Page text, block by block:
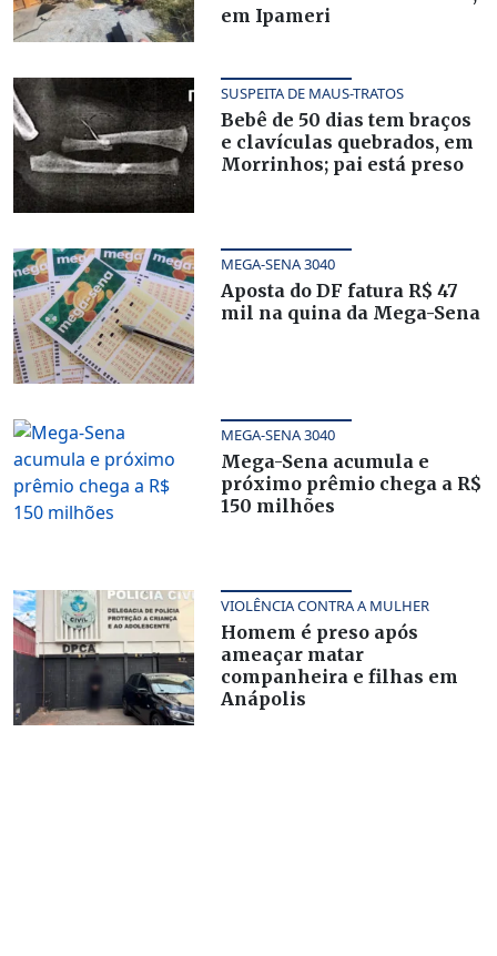
em Ipameri
SUSPEITA DE MAUS-TRATOS
Bebê de 50 dias tem braços
e clavículas quebrados, em
Morrinhos; pai está preso
MEGA-SENA 3040
Aposta do DF fatura R$ 47
mil na quina da Mega-Sena
MEGA-SENA 3040
Mega-Sena acumula e
próximo prêmio chega a R$
150 milhões
VIOLÊNCIA CONTRA A MULHER
Homem é preso após
ameaçar matar
companheira e filhas em
Anápolis